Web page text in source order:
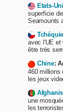
Etats-
superficie
Seamounts
Tchéquie
avec l'UE et
être très
Chine:
460 millions
les jeux
une
les